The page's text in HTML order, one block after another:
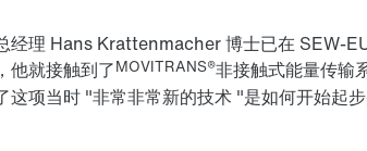
经理 Hans Krattenmacher 博士已在 SEW-
他就接触到了MOVITRANS®非接触式能量传输
这项当时 "非常非常新的技术 "是如何开始起